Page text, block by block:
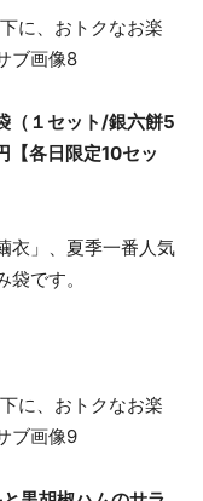
（１セット/銀六餅5
【各日限定10セッ
衣」、夏季一番人気
です。